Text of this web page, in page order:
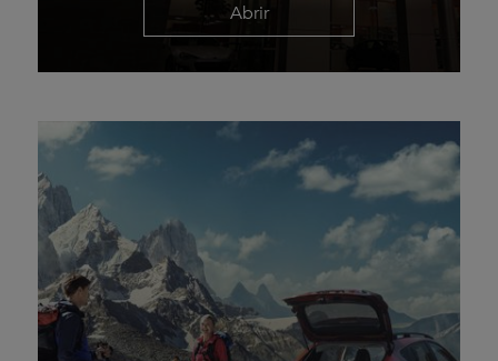
Abrir